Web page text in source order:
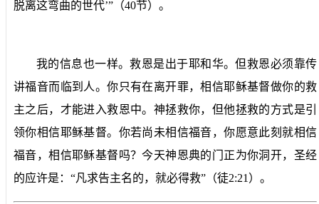
脱离这弯曲的世代’”（40节）。
我的信息也一样。救恩是出于耶和华。但救恩必须靠传
讲福音而临到人。你只有在离开罪，相信耶稣基督做你的救
主之后，才能进入救恩中。神拯救你，但他拯救的方式是引
领你相信耶稣基督。你若尚未相信福音，你愿意此刻就相信
福音，相信耶稣基督吗？今天神恩典的门正为你洞开，圣经
的应许是：“凡求告主名的，就必得救”（徒2:21 ）。